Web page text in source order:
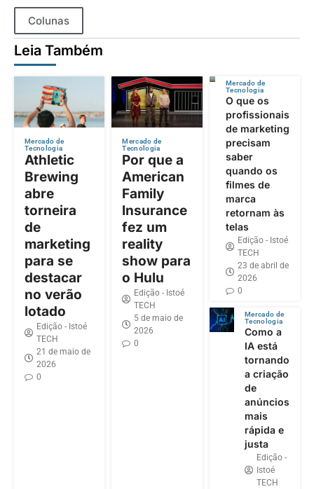
Colunas
Leia Também
Mercado de
Tecnologia
Athletic
Brewing
abre
torneira
de
marketing
para se
destacar
no verão
lotado
Edição - Istoé
TECH
21 de maio de
2026
0
Mercado de
Tecnologia
Por que a
American
Family
Insurance
fez um
reality
show para
o Hulu
Edição - Istoé
TECH
5 de maio de
2026
0
Mercado de
Tecnologia
O que os
profissionais
de marketing
precisam
saber
quando os
filmes de
marca
retornam às
telas
Edição - Istoé
TECH
23 de abril de
2026
0
Mercado de
Tecnologia
Como a
IA está
tornando
a criação
de
anúncios
mais
rápida e
justa
Edição -
Istoé
TECH